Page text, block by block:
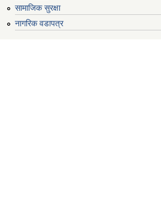
सामाजिक सुरक्षा
नागरिक वडापत्र